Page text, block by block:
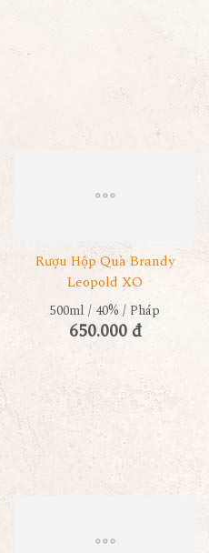
Rượu Hộp Quà Brandy
Leopold XO
500ml / 40% / Pháp
650.000 đ